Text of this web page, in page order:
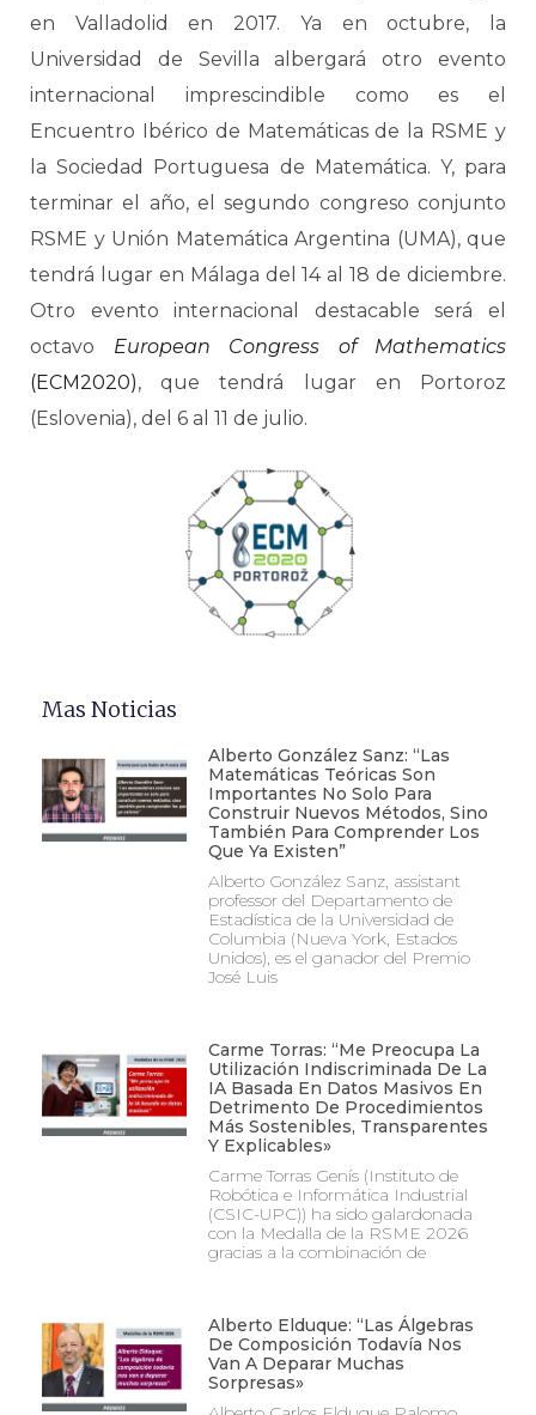
en Valladolid en 2017. Ya en octubre, la
Universidad de Sevilla albergará otro evento
internacional imprescindible como es el
Encuentro Ibérico de Matemáticas de la RSME y
la Sociedad Portuguesa de Matemática. Y, para
terminar el año, el segundo congreso conjunto
RSME y Unión Matemática Argentina (UMA), que
tendrá lugar en Málaga del 14 al 18 de diciembre.
Otro evento internacional destacable será el
octavo European Congress of Mathematics
(ECM2020), que tendrá lugar en Portoroz
(Eslovenia), del 6 al 11 de julio.
Mas Noticias
Alberto González Sanz: “Las
Matemáticas Teóricas Son
Importantes No Solo Para
Construir Nuevos Métodos, Sino
También Para Comprender Los
Que Ya Existen”
Alberto González Sanz, assistant
professor del Departamento de
Estadística de la Universidad de
Columbia (Nueva York, Estados
Unidos), es el ganador del Premio
José Luis
Carme Torras: “Me Preocupa La
Utilización Indiscriminada De La
IA Basada En Datos Masivos En
Detrimento De Procedimientos
Más Sostenibles, Transparentes
Y Explicables»
Carme Torras Genís (Instituto de
Robótica e Informática Industrial
(CSIC-UPC)) ha sido galardonada
con la Medalla de la RSME 2026
gracias a la combinación de
Alberto Elduque: “Las Álgebras
De Composición Todavía Nos
Van A Deparar Muchas
Sorpresas»